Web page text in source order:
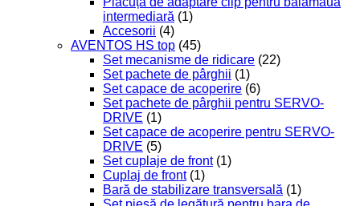
intermediară (1)
Accesorii (4)
AVENTOS HS top (45)
Set mecanisme de ridicare (22)
Set pachete de pârghii (1)
Set capace de acoperire (6)
Set pachete de pârghii pentru SERVO-
DRIVE (1)
Set capace de acoperire pentru SERVO-
DRIVE (5)
Set cuplaje de front (1)
Cuplaj de front (1)
Bară de stabilizare transversală (1)